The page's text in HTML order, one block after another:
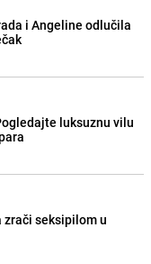
i Angeline odlučila
luksuznu vilu
seksipilom u